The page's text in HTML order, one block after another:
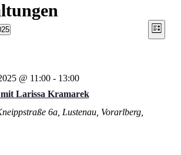
Liste
Larissa Kramarek
@ 11:00- 13:00
6a, Lustenau, Vorarlberg,